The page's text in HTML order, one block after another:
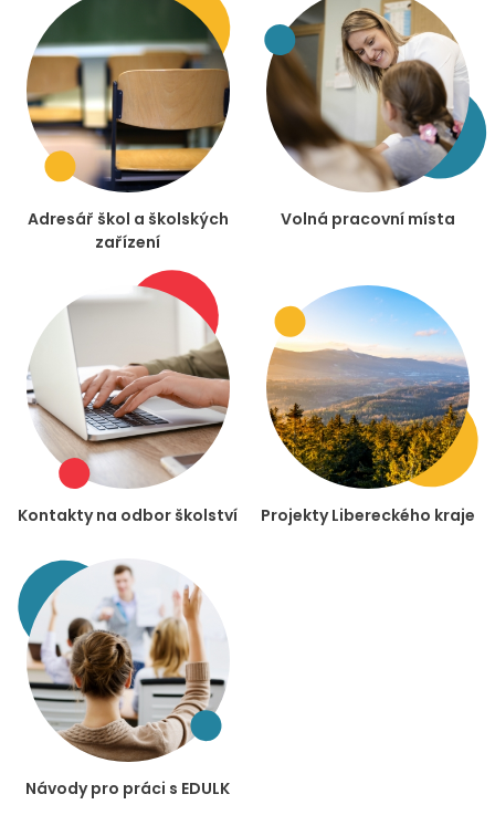
Adresář škol a školských
zařízení
Volná pracovní místa
Kontakty na odbor školství Projekty Libereckého kraje
Návody pro práci s EDULK